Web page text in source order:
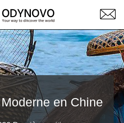
en Chine